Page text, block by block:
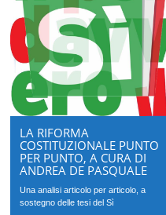
LA RIFORMA
COSTITUZIONALE PUNTO
PER PUNTO, A CURA DI
ANDREA DE PASQUALE
Una analisi articolo per articolo, a
sostegno delle tesi del Sì